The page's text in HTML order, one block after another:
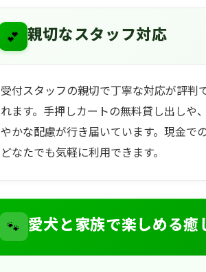
💕 親切なスタッフ対応
受付スタッフの親切で丁寧な対応が評判
れます。手押しカートの無料貸し出しや
やかな配慮が行き届いています。現金で
どなたでも気軽に利用できます。
🐾 愛犬と家族で楽しめる癒